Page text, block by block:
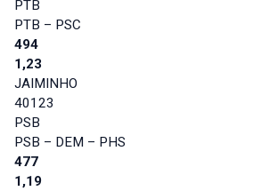
PTB
PTB – PSC
494
1,23
JAIMINHO
40123
PSB
PSB – DEM – PHS
477
1,19